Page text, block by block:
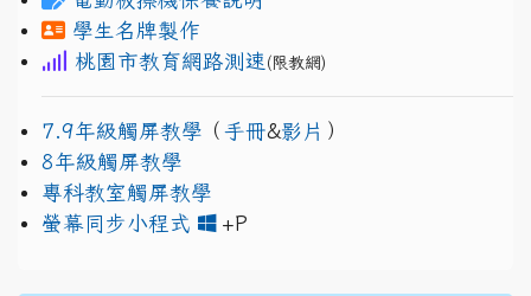
學生名牌製作
桃園市教育網路測速 (限教網)
7.9年級觸屏教學 （ 手冊&影片 ）
8年級觸屏教學
專科教室觸屏教學
螢幕同步小程式
+P